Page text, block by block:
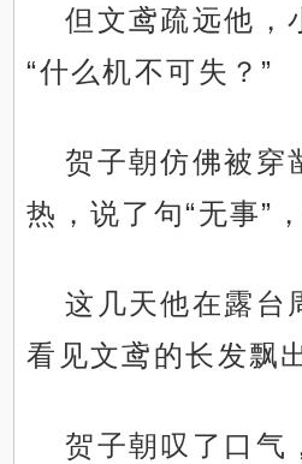
但文鸢疏远他，
“什么机不可失？”
贺子朝仿佛被穿
热，说了句“无事”
这几天他在露台
看见文鸢的长发飘
贺子朝叹了口气